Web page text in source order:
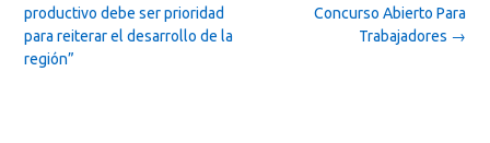
navigation
Concurso Abierto Para
Trabajadores →
productivo debe ser prioridad
para reiterar el desarrollo de la
región”